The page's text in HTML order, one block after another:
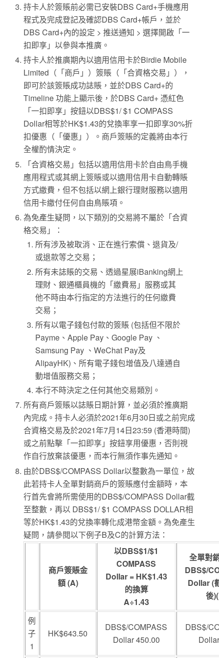
持卡人於簽賬前必需已安裝DBS Card+手機應用
程式及完成登記及確認DBS Card+帳戶，並於
DBS Card+內的設定 > 推送通知 > 選擇開啟「一
扣即享」以參與本推廣。
持卡人於推廣期內以適用信用卡於Birdie Mobile
Limited（「商戶」）簽賬（「合資格交易」），
即可於該簽賬成功誌賬，並於DBS Card+的
Timeline 功能上顯示後，於DBS Card+ 憑紅色
「一扣即享」按鈕以DBS$1/ $1 COMPASS
Dollar相等於HK$1.43的兌換率享一扣即享30%折
扣優惠（「優惠」）。商戶簽賬的定義將由本行
全權酌情決定。
「合資格交易」包括以適用信用卡於自由鳥手機
應用程式或其網上簽賬或以適用信用卡自動轉賬
方式繳費，但不包括以網上銀行理財服務以適用
信用卡繳付任何自由鳥賬項。
為免產生疑問，以下類別的交易將不屬於「合資
格交易」：
所有涉及被取消、正在進行索償、退貨及/
或退款等之交易；
所有未誌賬的交易、透過星展iBanking網上
理財、銀通櫃員機的「繳費易」服務或其
他不時由本行指定的方法進行的任何繳費
交易；
所有以電子錢包付款的簽賬 (包括但不限於
Payme、Apple Pay、Google Pay 、
Samsung Pay 、WeChat Pay及
AlipayHK)、所有電子錢包增值及八達通自
動增值服務交易；
本行不時決定之任何其他交易類別。
所有商戶簽賬以誌賬日期計算，並必須於推廣期
內完成。持卡人必須於2021年6月30日或之前完成
合資格交易及於2021年7月14日23:59 (香港時間)
或之前點擊「一扣即享」按鈕享用優惠，否則視
作自行放棄該優惠，而本行無須作事先通知。
由於DBS$/COMPASS Dollar以整數為一單位，故
此若持卡人全單對銷商戶的簽賬應付金額時，本
行首先會將所需使用的DBS$/COMPASS Dollar截
至整數，再以 DBS$1/ $1 COMPASS DOLLAR相
等於HK$1.43的兌換率轉化成港幣金額。為免產生
疑問，請參閱以下例子B及C的計算方法：
商戶簽賬金
額 (A)
以DBS$1/$1
COMPASS
Dollar = HK$1.43
的換算
A÷1.43
全單對
DBS$/
Dollar (
後
例
子
1
HK$643.50
DBS$/COMPASS
Dollar 450.00
DBS$/